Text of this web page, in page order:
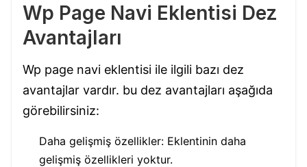
Wp Page Navi Eklentisi Dez
Avantajları
Wp page navi eklentisi ile ilgili bazı dez
avantajlar vardır. bu dez avantajları aşağıda
görebilirsiniz:
Daha gelişmiş özellikler: Eklentinin daha
gelişmiş özellikleri yoktur.